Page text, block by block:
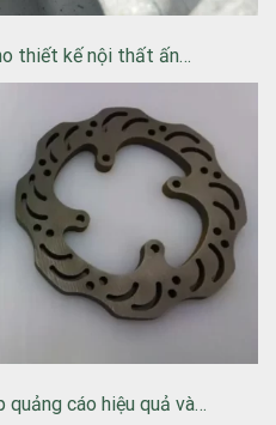
thiết kế nội thất ấn…
quảng cáo hiệu quả và…